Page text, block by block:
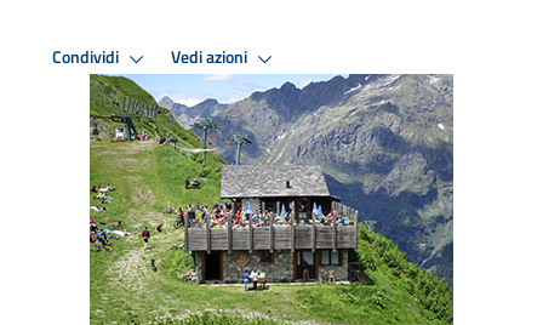
Condividi Vedi azioni